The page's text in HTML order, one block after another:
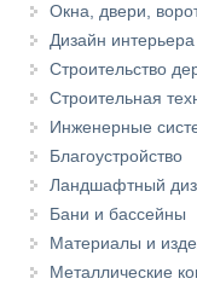
Окна, двери,
Дизайн интерьера
Строительство
Строительная
Инженерные
Благоустройство
Ландшафтный
Бани и бассейны
Материалы и
Металлические